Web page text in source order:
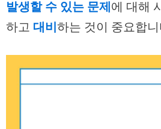
발생할 수 있는 문제에 대해
하고 대비하는 것이 중요합